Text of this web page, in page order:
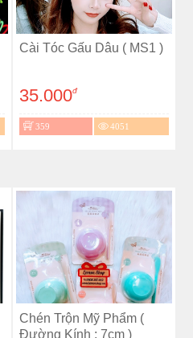
Cài Tóc Gấu Dâu ( MS1 )
35.000đ
359 4051
Chén Trộn Mỹ Phẩm (
Đường Kính : 7cm )